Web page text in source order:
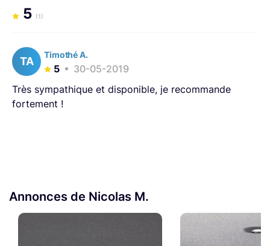
5 (1)
TA
Timothé A.
5
30-05-2019
Très sympathique et disponible, je recommande
fortement !
Annonces de Nicolas M.